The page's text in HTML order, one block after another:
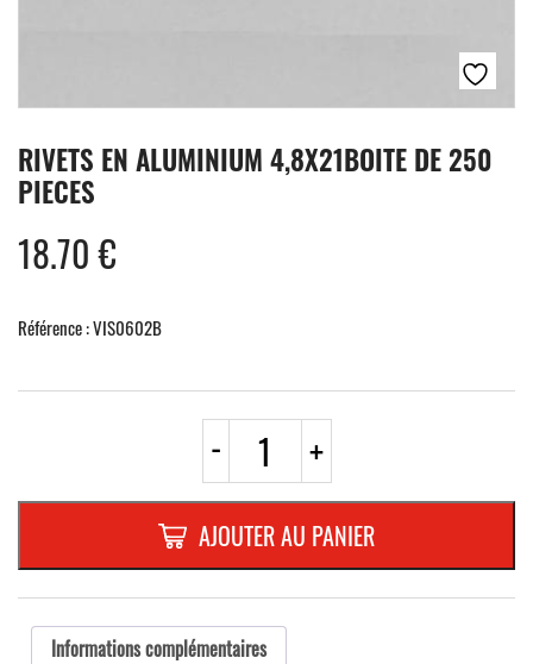
RIVETS EN ALUMINIUM 4,8X21BOITE DE 250
PIECES
18.70€
Référence : VIS0602B
- quantité
RIVETS
EN
ALUMINIUM
4,8x21BOITE
DE
250
PIECES
+
AJOUTER AU PANIER
Informations complémentaires